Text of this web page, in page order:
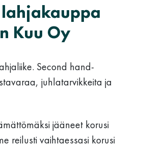
Kuu Oy
Second hand-
juhlatarvikkeita ja
jääneet korusi
reilusti vaihtaessasi korusi